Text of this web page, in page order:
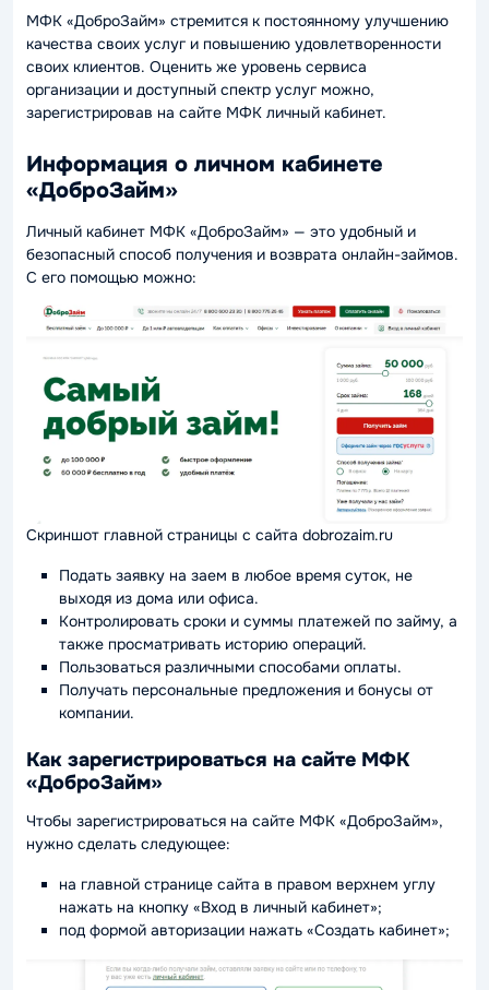
МФК «ДоброЗайм» стремится к постоянному улучшению
качества своих услуг и повышению удовлетворенности
своих клиентов. Оценить же уровень сервиса
организации и доступный спектр услуг можно,
зарегистрировав на сайте МФК личный кабинет.
Информация о личном кабинете
«ДоброЗайм»
Личный кабинет МФК «ДоброЗайм» — это удобный и
безопасный способ получения и возврата онлайн-займов.
С его помощью можно:
Скриншот главной страницы с сайта dobrozaim.ru
Подать заявку на заем в любое время суток, не
выходя из дома или офиса.
Контролировать сроки и суммы платежей по займу, а
также просматривать историю операций.
Пользоваться различными способами оплаты.
Получать персональные предложения и бонусы от
компании.
Как зарегистрироваться на сайте МФК
«ДоброЗайм»
Чтобы зарегистрироваться на сайте МФК «ДоброЗайм»,
нужно сделать следующее:
на главной странице сайта в правом верхнем углу
нажать на кнопку «Вход в личный кабинет»;
под формой авторизации нажать «Создать кабинет»;